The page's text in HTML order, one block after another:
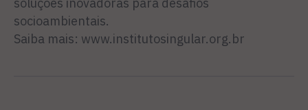
socioambientais.
Saiba mais: www.institutosingular.org.br